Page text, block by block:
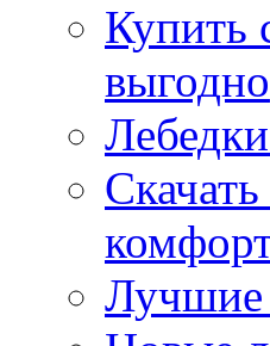
Купить
выгодно
Лучшие